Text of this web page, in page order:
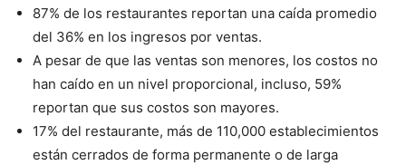
87% de los restaurantes reportan una caída promedio
del 36% en los ingresos por ventas.
A pesar de que las ventas son menores, los costos no
han caído en un nivel proporcional, incluso, 59%
reportan que sus costos son mayores.
17% del restaurante, más de 110,000 establecimientos
están cerrados de forma permanente o de larga